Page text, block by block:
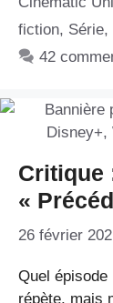
fiction, Série,
42
Critique
«
26 février
Quel
répète, mais